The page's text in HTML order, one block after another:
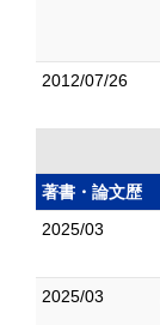
2012/07/26
著書・論文歴
2025/03
2025/03